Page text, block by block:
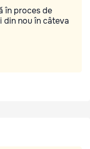
în proces de
din nou în câteva